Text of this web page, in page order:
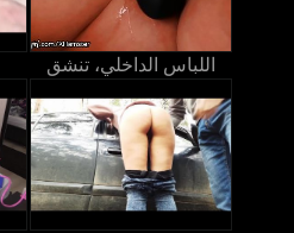
اللباس الداخلي، تنشق